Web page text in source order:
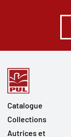
Catalogue
Collections
Autrices et